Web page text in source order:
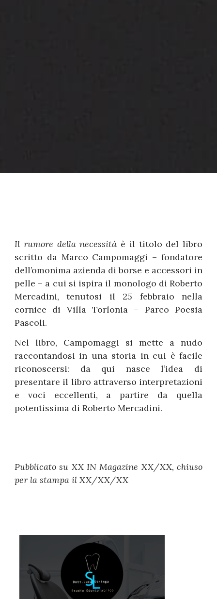
Il rumore della necessità è il titolo del libro
scritto da Marco Campomaggi – fondatore
dell’omonima azienda di borse e accessori in
pelle – a cui si ispira il monologo di Roberto
Mercadini, tenutosi il 25 febbraio nella
cornice di Villa Torlonia – Parco Poesia
Pascoli.
Nel libro, Campomaggi si mette a nudo
raccontandosi in una storia in cui è facile
riconoscersi: da qui nasce l’idea di
presentare il libro attraverso interpretazioni
e voci eccellenti, a partire da quella
potentissima di Roberto Mercadini.
Pubblicato su XX IN Magazine XX/XX, chiuso
per la stampa il XX/XX/XX